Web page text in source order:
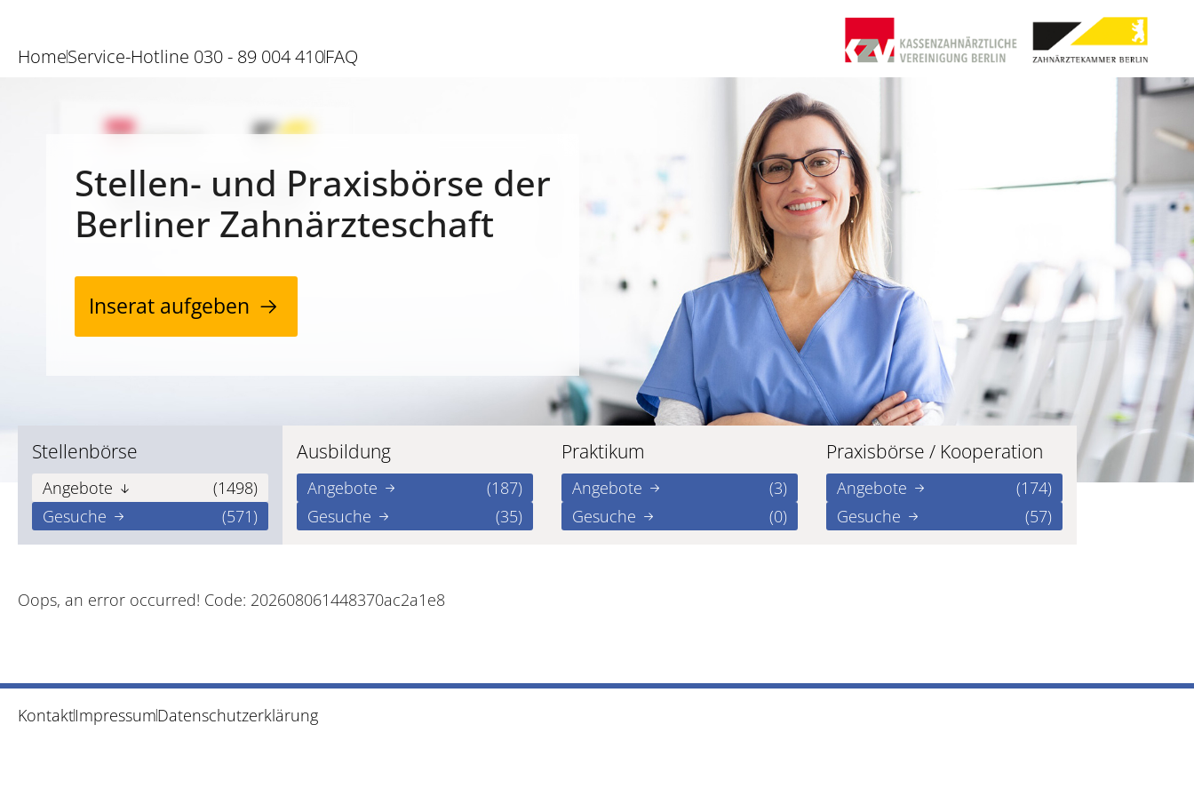
HomeService-Hotline 030 - 89 004 410FAQ
Stellen- und Praxisbörse der
Berliner Zahnärzteschaft
Inserat aufgeben
Stellenbörse
Angebote
(1498)
Gesuche
(571)
Ausbildung
Angebote
(187)
Gesuche
(35)
Praktikum
Angebote
(3)
Gesuche
(0)
Praxisbörse / Kooperation
Angebote
(174)
Gesuche
(57)
Oops, an error occurred! Code: 202608061448370ac2a1e8
KontaktImpressumDatenschutzerklärung